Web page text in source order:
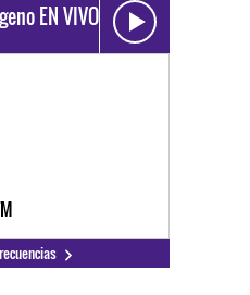
EN VIVO